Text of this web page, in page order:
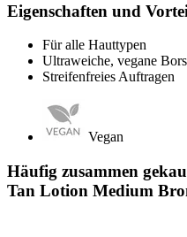
Eigenschaften und
Für alle Hauttypen
Ultraweiche, vegane
Streifenfreies Auftragen
Vegan
Häufig zusammen
Tan Lotion Medium